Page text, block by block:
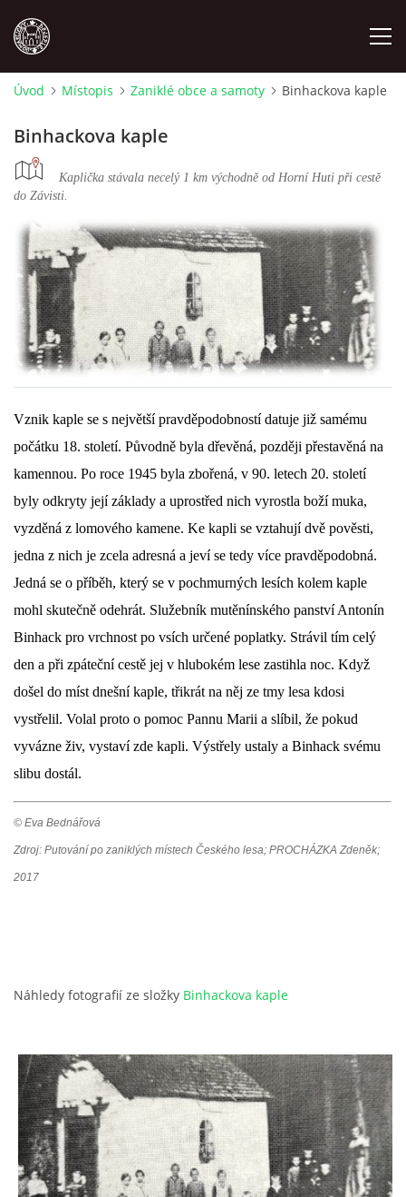
NÁRODOPIS
OSOBNOSTI
OSTATNÍ
ODKAZY
O NÁS
DŮL NA SLÍDU (NA KOLE)
info@domdej.cz
Tento projekt je realizován za finanční podpory
města Domažlice.
Úvod Místopis Zaniklé obce a samoty Binhackova kaple
Binhackova kaple
Kaplička stávala necelý 1 km východně od Horní Huti při cestě
do Závisti.
Vznik kaple se s největší pravděpodobností datuje již samému
počátku 18. století. Původně byla dřevěná, později přestavěná na
kamennou. Po roce 1945 byla zbořená, v 90. letech 20. století
byly odkryty její základy a uprostřed nich vyrostla boží muka,
vyzděná z lomového kamene. Ke kapli se vztahují dvě pověsti,
jedna z nich je zcela adresná a jeví se tedy více pravděpodobná.
Jedná se o příběh, který se v pochmurných lesích kolem kaple
mohl skutečně odehrát. Služebník mutěnínského panství Antonín
Binhack pro vrchnost po vsích určené poplatky. Strávil tím celý
den a při zpáteční cestě jej v hlubokém lese zastihla noc. Když
došel do míst dnešní kaple, třikrát na něj ze tmy lesa kdosi
vystřelil. Volal proto o pomoc Pannu Marii a slíbil, že pokud
vyvázne živ, vystaví zde kapli. Výstřely ustaly a Binhack svému
slibu dostál.
© Eva Bednářová
Zdroj: Putování po zaniklých místech Českého lesa; PROCHÁZKA Zdeněk;
2017
Náhledy fotografií ze složky Binhackova kaple